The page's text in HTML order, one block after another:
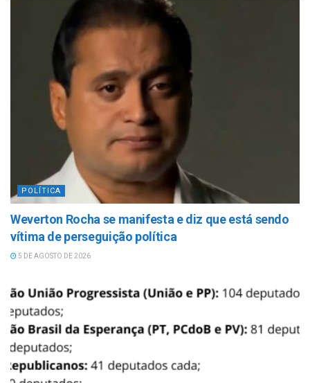
POLÍTICA
Weverton Rocha se manifesta e diz que está sendo
vítima de perseguição política
5 DE AGOSTO DE 2026